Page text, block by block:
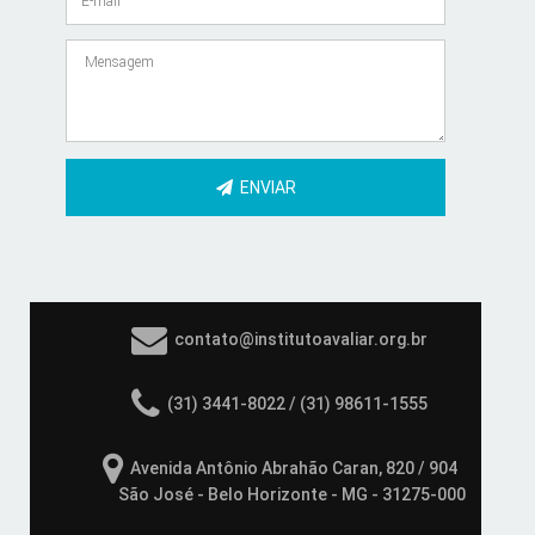
ENVIAR
contato@institutoavaliar.org.br
(31) 3441-8022 / (31) 98611-1555
Avenida Antônio Abrahão Caran, 820 / 904
São José - Belo Horizonte - MG - 31275-000